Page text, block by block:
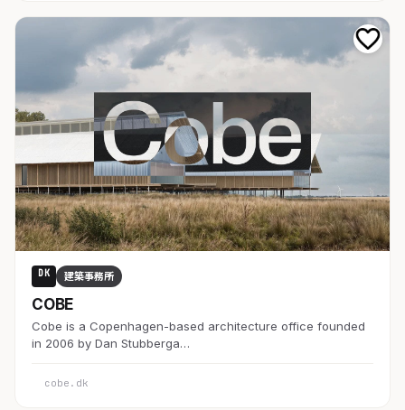
DK 建築事務所
COBE
Cobe is a Copenhagen-based architecture office founded
in 2006 by Dan Stubberga…
cobe.dk